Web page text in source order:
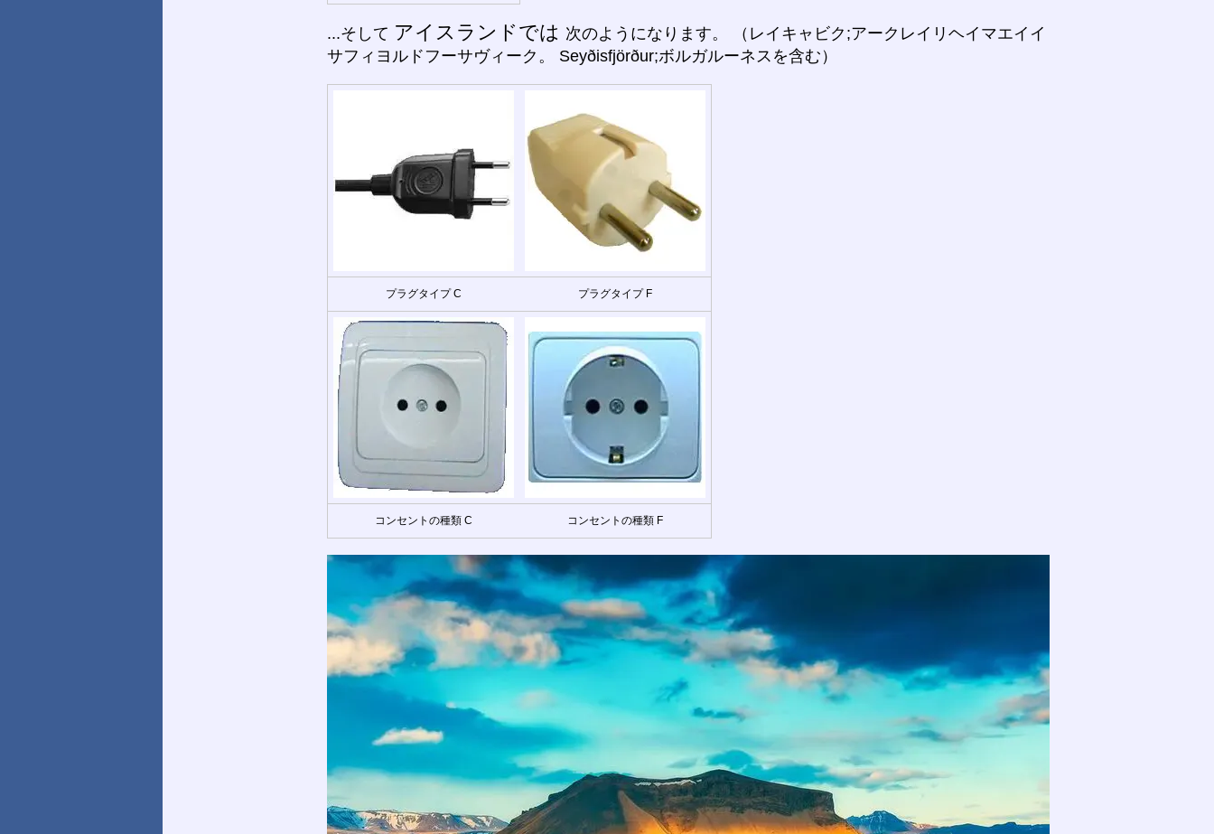
...そして アイスランドでは 次のようになります。 （レイキャビク;アークレイリヘイマエイイ
サフィヨルドフーサヴィーク。 Seyðisfjörður;ボルガルーネスを含む）
プラグタイプ C プラグタイプ F
コンセントの種類 C コンセントの種類 F